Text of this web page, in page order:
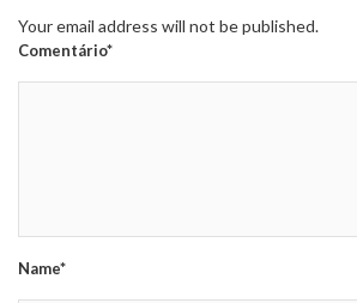
Your email address will not be published.
Comentário*
Name*